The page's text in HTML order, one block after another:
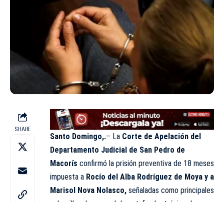
SHARE
Santo Domingo,.– La Corte de Apelación del
Departamento Judicial de San Pedro de
Macorís confirmó la prisión preventiva de 18 meses
impuesta a Rocío del Alba Rodríguez de Moya y a
Marisol Nova Nolasco, señaladas como principales